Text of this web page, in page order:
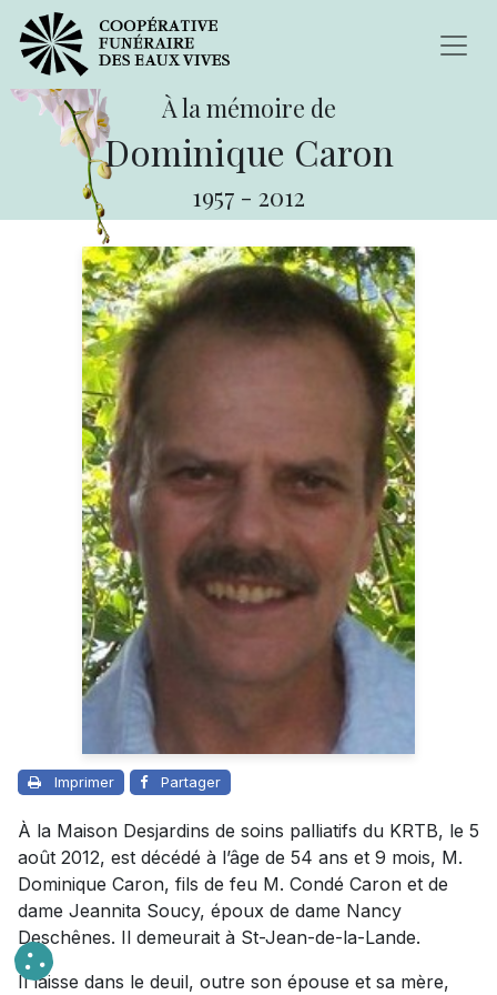
À la mémoire de
Dominique Caron
1957 - 2012
Imprimer Partager
À la Maison Desjardins de soins palliatifs du KRTB, le 5
août 2012, est décédé à l’âge de 54 ans et 9 mois, M.
Dominique Caron, fils de feu M. Condé Caron et de
dame Jeannita Soucy, époux de dame Nancy
Deschênes. Il demeurait à St-Jean-de-la-Lande.
Il laisse dans le deuil, outre son épouse et sa mère,